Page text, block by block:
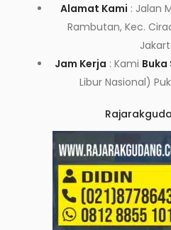
Alamat Kami : Jalan
Rambutan, Kec.
Jam Kerja : Kami
Libur Nasional)